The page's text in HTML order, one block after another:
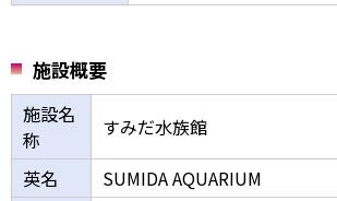
施設概要
施設名
称
すみだ水族館
英名
SUMIDA AQUARIUM